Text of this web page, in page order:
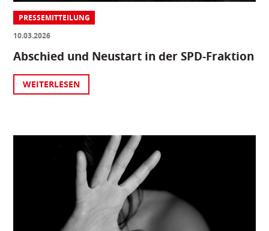
PRESSEMITTEILUNG
10.03.2026
Abschied und Neustart in der SPD-Fraktion
WEITERLESEN